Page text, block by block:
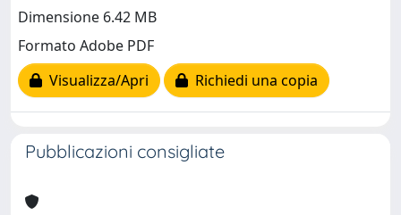
Dimensione 6.42 MB
Formato Adobe PDF
Visualizza/Apri
Richiedi una copia
Pubblicazioni consigliate